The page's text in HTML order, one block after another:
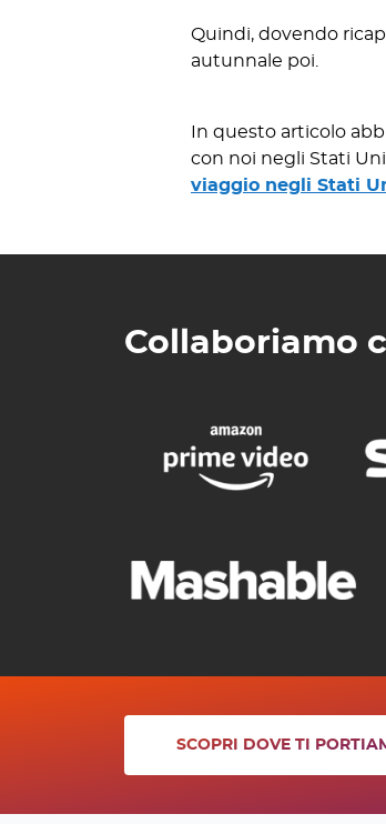
Quindi, dovendo
autunnale poi.
In questo articolo
con noi negli Stati
viaggio negli Stati
Collaboriamo
SCOPRI DOVE TI